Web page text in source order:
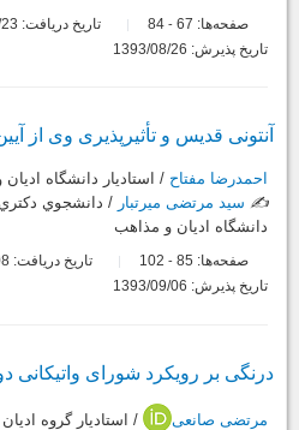
صفحه‌ها: 67
-
تاریخ دریافت: 1393/04/23
تاریخ پذیرش: 1393/08/26
آنتونی قدیس و تأثیرپذیری وی از
احمدرضا مفتاح / استاديار دانشگاه
✍️ سید مرتضی میرتبار / دانشجوي
دانشگاه اديان و مذاهب
صفحه‌ها: 85
-
تاریخ دریافت: 1393/04/08
تاریخ پذیرش: 1393/09/06
درنگی بر رویکرد شورای واتیکانی
مرتضی صانعی / استاديار گروه